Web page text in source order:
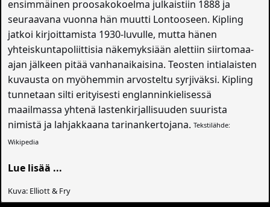
ensimmäinen proosakokoelma julkaistiin 1888 ja
seuraavana vuonna hän muutti Lontooseen. Kipling
jatkoi kirjoittamista 1930-luvulle, mutta hänen
yhteiskuntapoliittisia näkemyksiään alettiin siirtomaa-
ajan jälkeen pitää vanhanaikaisina. Teosten intialaisten
kuvausta on myöhemmin arvosteltu syrjiväksi. Kipling
tunnetaan silti erityisesti englanninkielisessä
maailmassa yhtenä lastenkirjallisuuden suurista
nimistä ja lahjakkaana tarinankertojana.Tekstilähde:
Wikipedia
Lue lisää ...
Kuva: Elliott & Fry